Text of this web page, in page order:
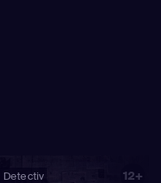
Detectiv
12+